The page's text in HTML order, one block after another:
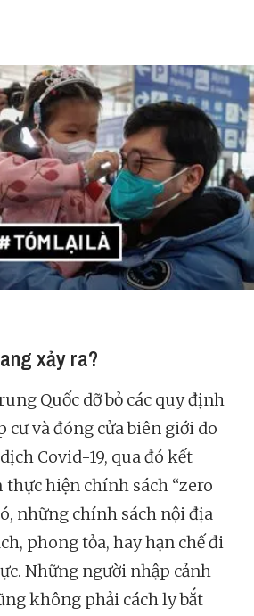
xảy ra?
Quốc dỡ bỏ các quy định
cư và đóng cửa biên giới do
Covid-19, qua đó kết
thực hiện chính sách “zero
những chính sách nội địa
phong tỏa, hay hạn chế đi
Những người nhập cảnh
không phải cách ly bắt